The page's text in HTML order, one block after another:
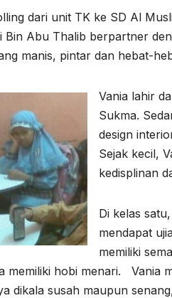
dari unit TK ke SD Al
Bin Abu Thalib berpartner
manis, pintar dan hebat-
Vania lahir
Sukma.
design
Sejak kecil,
kedisplinan
Di kelas
mendapat
memiliki
memiliki hobi menari. Vania
dikala susah maupun